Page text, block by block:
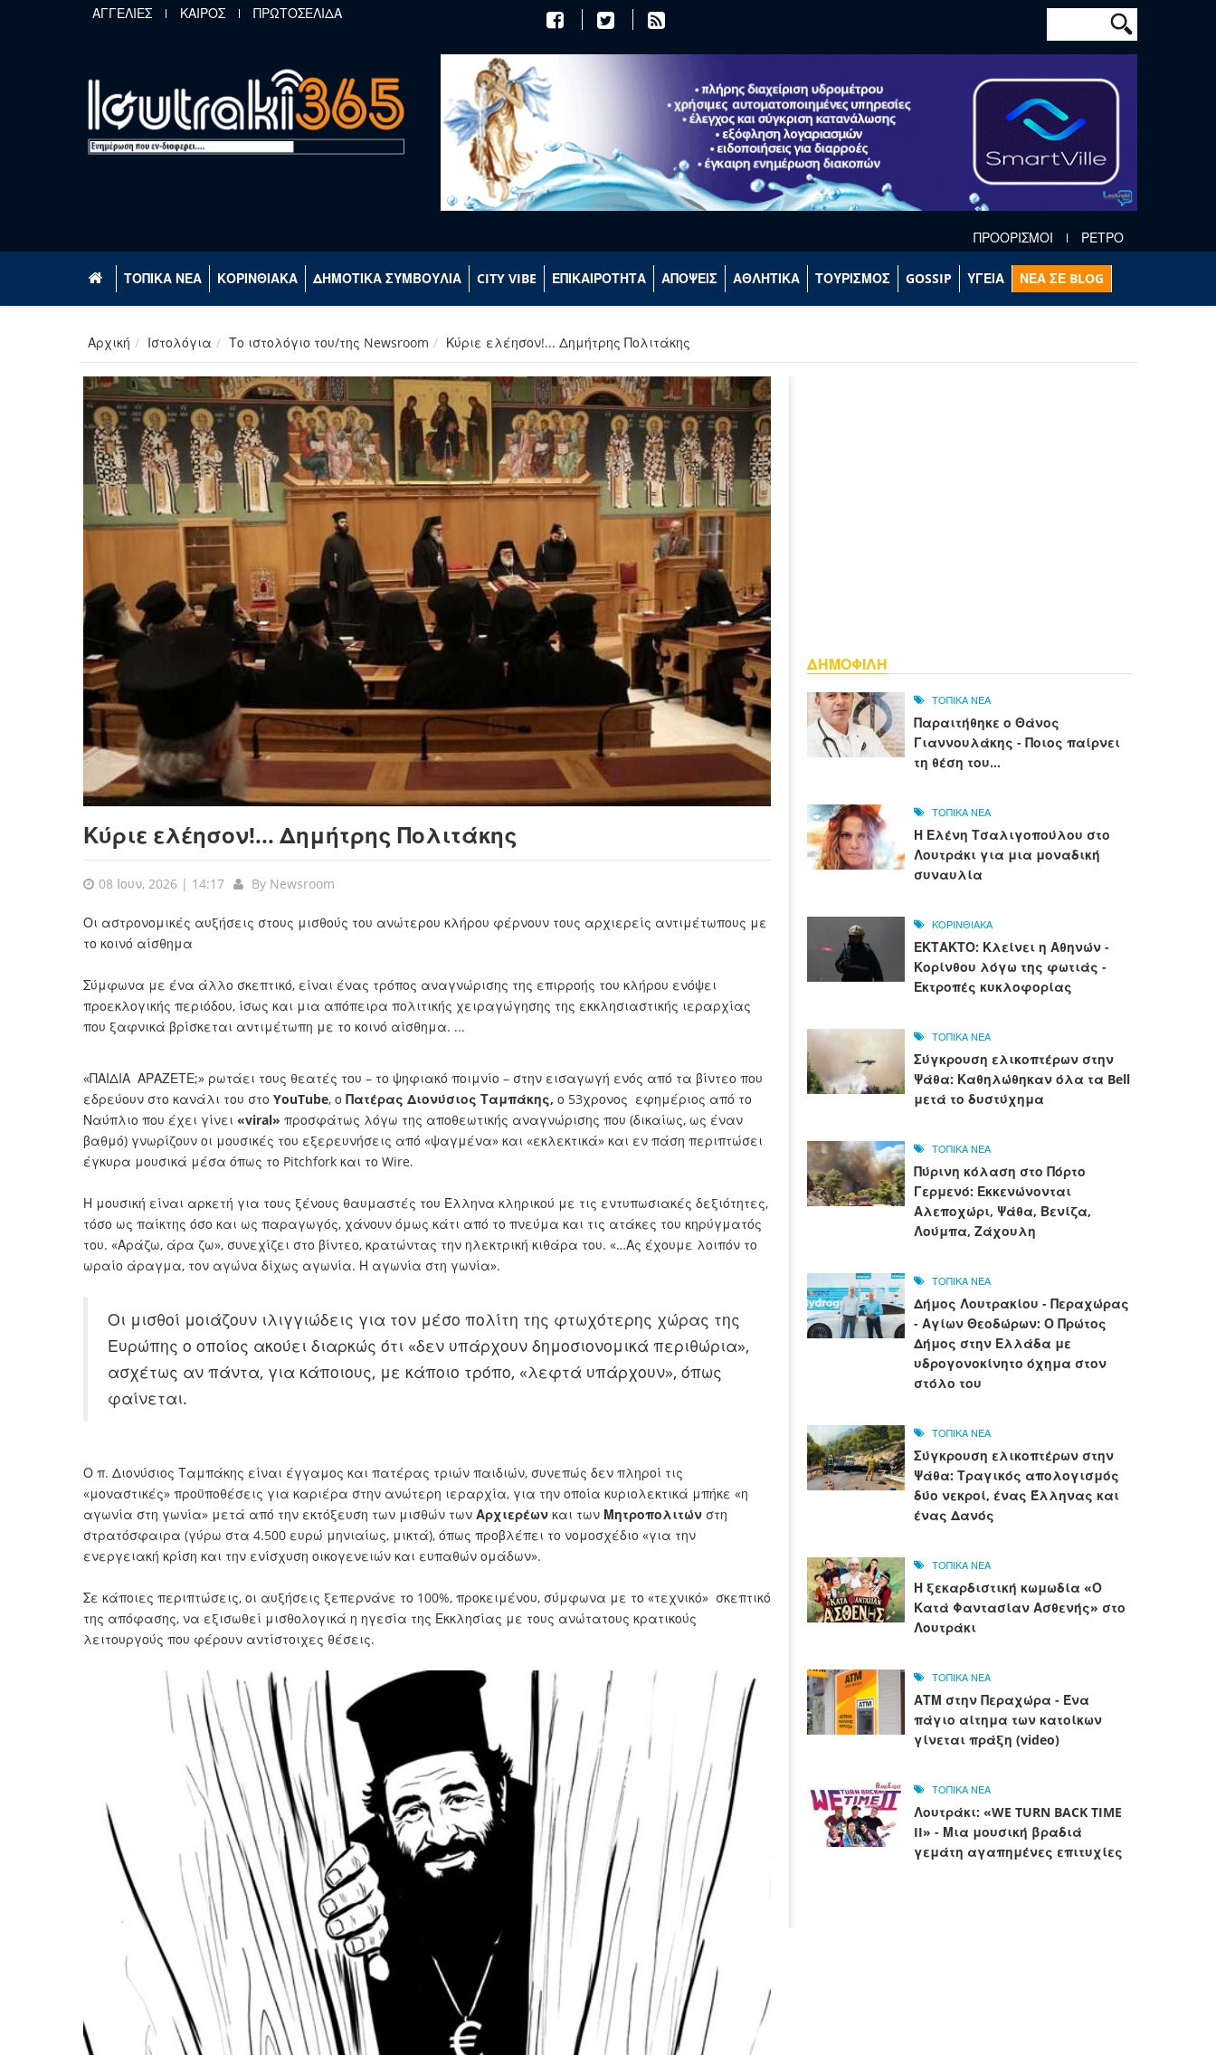
Παράκαμψη προς το κυρίως περιεχόμενο
ΑΓΓΕΛΙΕΣ ΚΑΙΡΟΣ ΠΡΩΤΟΣΕΛΙΔΑ Φόρμα
Αναζήτηση
ΠΡΟΟΡΙΣΜΟΙ ΡΕΤΡΟ
ΤΟΠΙΚΑ ΝΕΑ ΚΟΡΙΝΘΙΑΚΑ ΔΗΜΟΤΙΚΑ ΣΥΜΒΟΥΛΙΑ CITY VIBE ΕΠΙΚΑΙΡΟΤΗΤΑ ΑΠΟΨΕΙΣ ΑΘΛΗΤΙΚΑ ΤΟΥΡΙΣΜΟΣ GOSSIP ΥΓΕΙΑ ΝΕΑ ΣΕ BLOG
Αρχική Ιστολόγια Το ιστολόγιο του/της Newsroom Κύριε ελέησον!... Δημήτρης Πολιτάκης
Κύριε ελέησον!... Δημήτρης Πολιτάκης
08 Ιουν, 2026 | 14:17 By Newsroom
Οι αστρονομικές αυξήσεις στους μισθούς του ανώτερου κλήρου φέρνουν τους αρχιερείς αντιμέτωπους με
το κοινό αίσθημα
Σύμφωνα με ένα άλλο σκεπτικό, είναι ένας τρόπος αναγνώρισης της επιρροής του κλήρου ενόψει
προεκλογικής περιόδου, ίσως και μια απόπειρα πολιτικής χειραγώγησης της εκκλησιαστικής ιεραρχίας
που ξαφνικά βρίσκεται αντιμέτωπη με το κοινό αίσθημα. ...
«ΠΑΙΔΙΑ ΑΡΑΖΕΤΕ;» ρωτάει τους θεατές του – το ψηφιακό ποιμνίο – στην εισαγωγή ενός από τα βίντεο που
εδρεύουν στο κανάλι του στο YouTube, ο Πατέρας Διονύσιος Ταμπάκης, ο 53χρονος εφημέριος από το
Ναύπλιο που έχει γίνει «viral» προσφάτως λόγω της αποθεωτικής αναγνώρισης που (δικαίως, ως έναν
βαθμό) γνωρίζουν οι μουσικές του εξερευνήσεις από «ψαγμένα» και «εκλεκτικά» και εν πάση περιπτώσει
έγκυρα μουσικά μέσα όπως το Pitchfork και το Wire.
Η μουσική είναι αρκετή για τους ξένους θαυμαστές του Έλληνα κληρικού με τις εντυπωσιακές δεξιότητες,
τόσο ως παίκτης όσο και ως παραγωγός, χάνουν όμως κάτι από το πνεύμα και τις ατάκες του κηρύγματός
του. «Αράζω, άρα ζω», συνεχίζει στο βίντεο, κρατώντας την ηλεκτρική κιθάρα του. «…Ας έχουμε λοιπόν το
ωραίο άραγμα, τον αγώνα δίχως αγωνία. Η αγωνία στη γωνία».
Οι μισθοί μοιάζουν ιλιγγιώδεις για τον μέσο πολίτη της φτωχότερης χώρας της
Ευρώπης ο οποίος ακούει διαρκώς ότι «δεν υπάρχουν δημοσιονομικά περιθώρια»,
ασχέτως αν πάντα, για κάποιους, με κάποιο τρόπο, «λεφτά υπάρχουν», όπως
φαίνεται.
Ο π. Διονύσιος Ταμπάκης είναι έγγαμος και πατέρας τριών παιδιών, συνεπώς δεν πληροί τις
«μοναστικές» προϋποθέσεις για καριέρα στην ανώτερη ιεραρχία, για την οποία κυριολεκτικά μπήκε «η
αγωνία στη γωνία» μετά από την εκτόξευση των μισθών των Αρχιερέων και των Μητροπολιτών στη
στρατόσφαιρα (γύρω στα 4.500 ευρώ μηνιαίως, μικτά), όπως προβλέπει το νομοσχέδιο «για την
ενεργειακή κρίση και την ενίσχυση οικογενειών και ευπαθών ομάδων».
Σε κάποιες περιπτώσεις, οι αυξήσεις ξεπερνάνε το 100%, προκειμένου, σύμφωνα με το «τεχνικό» σκεπτικό
της απόφασης, να εξισωθεί μισθολογικά η ηγεσία της Εκκλησίας με τους ανώτατους κρατικούς
λειτουργούς που φέρουν αντίστοιχες θέσεις.
ΔΗΜΟΦΙΛΗ
ΤΟΠΙΚΑ ΝΕΑ
Παραιτήθηκε ο Θάνος
Γιαννουλάκης - Ποιος παίρνει
τη θέση του...
ΤΟΠΙΚΑ ΝΕΑ
Η Ελένη Τσαλιγοπούλου στο
Λουτράκι για μια μοναδική
συναυλία
ΚΟΡΙΝΘΙΑΚΑ
ΕΚΤΑΚΤΟ: Κλείνει η Αθηνών -
Κορίνθου λόγω της φωτιάς -
Εκτροπές κυκλοφορίας
ΤΟΠΙΚΑ ΝΕΑ
Σύγκρουση ελικοπτέρων στην
Ψάθα: Καθηλώθηκαν όλα τα Bell
μετά το δυστύχημα
ΤΟΠΙΚΑ ΝΕΑ
Πύρινη κόλαση στο Πόρτο
Γερμενό: Εκκενώνονται
Αλεποχώρι, Ψάθα, Βενίζα,
Λούμπα, Ζάχουλη
ΤΟΠΙΚΑ ΝΕΑ
Δήμος Λουτρακίου - Περαχώρας
- Αγίων Θεοδώρων: Ο Πρώτος
Δήμος στην Ελλάδα με
υδρογονοκίνητο όχημα στον
στόλο του
ΤΟΠΙΚΑ ΝΕΑ
Σύγκρουση ελικοπτέρων στην
Ψάθα: Τραγικός απολογισμός
δύο νεκροί, ένας Έλληνας και
ένας Δανός
ΤΟΠΙΚΑ ΝΕΑ
Η ξεκαρδιστική κωμωδία «Ο
Κατά Φαντασίαν Ασθενής» στο
Λουτράκι
ΤΟΠΙΚΑ ΝΕΑ
ΑΤΜ στην Περαχώρα - Ένα
πάγιο αίτημα των κατοίκων
γίνεται πράξη (video)
ΤΟΠΙΚΑ ΝΕΑ
Λουτράκι: «WE TURN BACK TIME
II» - Μια μουσική βραδιά
γεμάτη αγαπημένες επιτυχίες